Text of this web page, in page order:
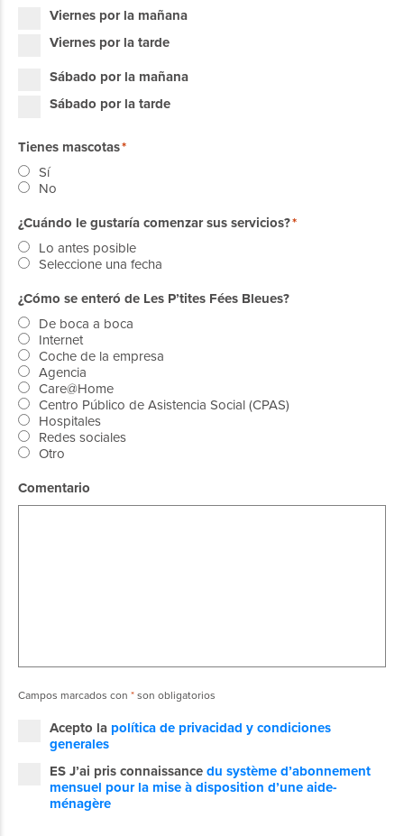
Viernes por la mañana
Viernes por la tarde
Sábado por la mañana
Sábado por la tarde
Tienes mascotas
Sí
No
¿Cuándo le gustaría comenzar sus servicios?
Lo antes posible
Seleccione una fecha
¿Cómo se enteró de Les P’tites Fées Bleues?
De boca a boca
Internet
Coche de la empresa
Agencia
Care@Home
Centro Público de Asistencia Social (CPAS)
Hospitales
Redes sociales
Otro
Comentario
Campos marcados con * son obligatorios
Acepto la política de privacidad y condiciones
generales
ES J’ai pris connaissance du système d’abonnement
mensuel pour la mise à disposition d’une aide-
ménagère